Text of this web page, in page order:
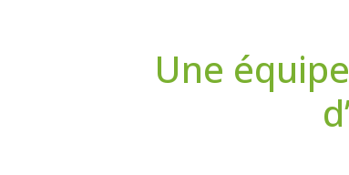
Une